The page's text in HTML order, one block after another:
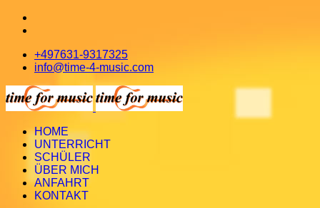
+497631-9317325
info@time-4-music.com
HOME
UNTERRICHT
SCHÜLER
ÜBER MICH
ANFAHRT
KONTAKT